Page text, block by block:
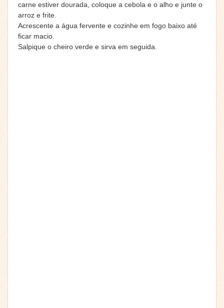
carne estiver dourada, coloque a cebola e o alho e junte o
arroz e frite.
Acrescente a água fervente e cozinhe em fogo baixo até
ficar macio.
Salpique o cheiro verde e sirva em seguida.